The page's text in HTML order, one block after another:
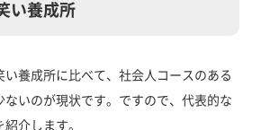
い養成所
い養成所に比べて、社会人コースのある
ないのが現状です。ですので、代表的な
介します。